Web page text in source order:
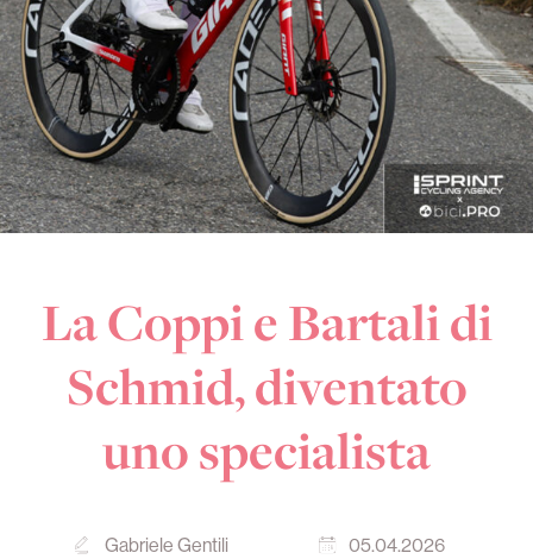
La Coppi e Bartali di
Schmid, diventato
uno specialista
Gabriele Gentili 05.04.2026